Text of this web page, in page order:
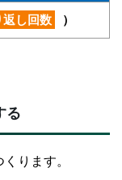
返し回数 ）
る
くります。